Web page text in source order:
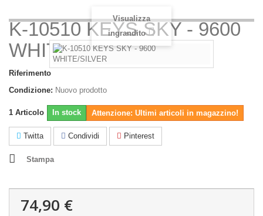
K-10510 KEYS SKY - 9600
WHITE/SILVER
Visualizza
ingrandito
Riferimento
Condizione: Nuovo prodotto
1 Articolo In stock Attenzione: Ultimi articoli in magazzino!
Twitta Condividi Pinterest
Stampa
74,90 €